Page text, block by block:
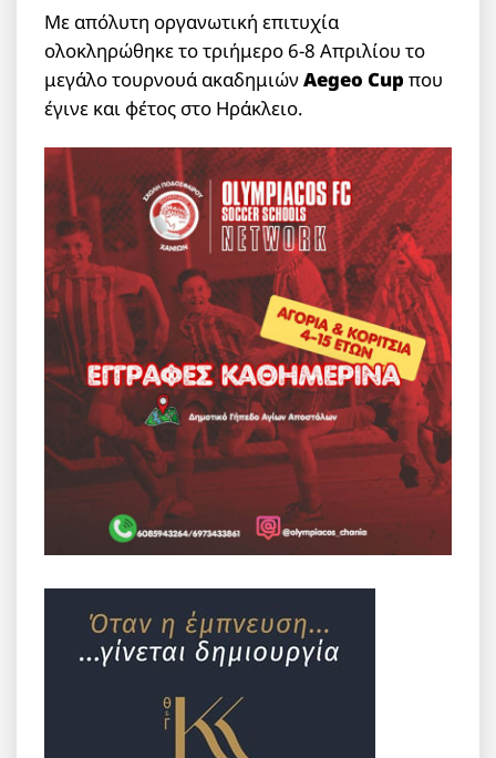
Με απόλυτη οργανωτική επιτυχία
ολοκληρώθηκε το τριήμερο 6-8 Απριλίου το
μεγάλο τουρνουά ακαδημιώνAegeo Cup που
έγινε και φέτος στο Ηράκλειο.